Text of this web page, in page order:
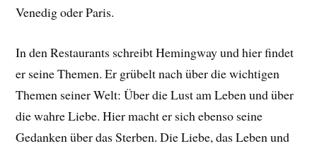
Venedig oder Paris.
In den Restaurants schreibt Hemingway und hier findet
er seine Themen. Er grübelt nach über die wichtigen
Themen seiner Welt: Über die Lust am Leben und über
die wahre Liebe. Hier macht er sich ebenso seine
Gedanken über das Sterben. Die Liebe, das Leben und